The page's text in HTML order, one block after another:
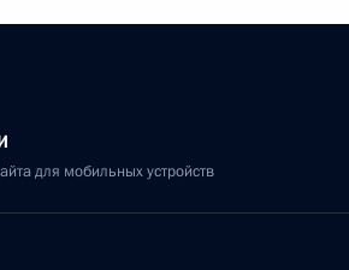
для мобильных устройств